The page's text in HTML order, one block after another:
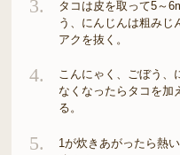
3.
タコは皮を取って5～
う、にんじんは粗みじ
アクを抜く。
4.
こんにゃく、ごぼう、
なくなったらタコを加
る。
5.
1が炊きあがったら熱